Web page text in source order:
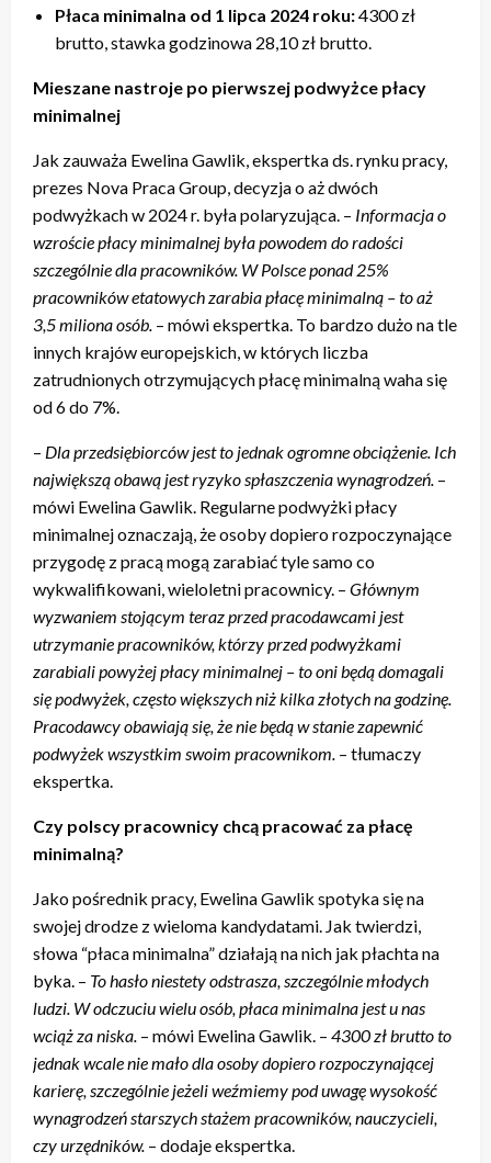
Płaca minimalna od 1 lipca 2024 roku:4300 zł
brutto, stawka godzinowa 28,10 zł brutto.
Mieszane nastroje po pierwszej podwyżce płacy
minimalnej
Jak zauważa Ewelina Gawlik, ekspertka ds. rynku pracy,
prezes Nova Praca Group, decyzja o aż dwóch
podwyżkach w 2024 r. była polaryzująca. – Informacja o
wzroście płacy minimalnej była powodem do radości
szczególnie dla pracowników. W Polsce ponad 25%
pracowników etatowych zarabia płacę minimalną – to aż
3,5 miliona osób. – mówi ekspertka. To bardzo dużo na tle
innych krajów europejskich, w których liczba
zatrudnionych otrzymujących płacę minimalną waha się
od 6 do 7%.
– Dla przedsiębiorców jest to jednak ogromne obciążenie. Ich
największą obawą jest ryzyko spłaszczenia wynagrodzeń. –
mówi Ewelina Gawlik. Regularne podwyżki płacy
minimalnej oznaczają, że osoby dopiero rozpoczynające
przygodę z pracą mogą zarabiać tyle samo co
wykwalifikowani, wieloletni pracownicy. – Głównym
wyzwaniem stojącym teraz przed pracodawcami jest
utrzymanie pracowników, którzy przed podwyżkami
zarabiali powyżej płacy minimalnej – to oni będą domagali
się podwyżek, często większych niż kilka złotych na godzinę.
Pracodawcy obawiają się, że nie będą w stanie zapewnić
podwyżek wszystkim swoim pracownikom. – tłumaczy
ekspertka.
Czy polscy pracownicy chcą pracować za płacę
minimalną?
Jako pośrednik pracy, Ewelina Gawlik spotyka się na
swojej drodze z wieloma kandydatami. Jak twierdzi,
słowa “płaca minimalna” działają na nich jak płachta na
byka. – To hasło niestety odstrasza, szczególnie młodych
ludzi. W odczuciu wielu osób, płaca minimalna jest u nas
wciąż za niska. – mówi Ewelina Gawlik. – 4300 zł brutto to
jednak wcale nie mało dla osoby dopiero rozpoczynającej
karierę, szczególnie jeżeli weźmiemy pod uwagę wysokość
wynagrodzeń starszych stażem pracowników, nauczycieli,
czy urzędników. – dodaje ekspertka.